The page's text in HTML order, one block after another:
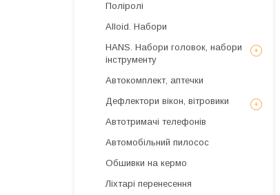
Поліролі
Alloid. Набори
HANS. Набори головок, набори
інструменту
Автокомплект, аптечки
Дефлектори вікон, вітровики
Автотримачі телефонів
Автомобільний пилосос
Обшивки на кермо
Ліхтарі перенесення